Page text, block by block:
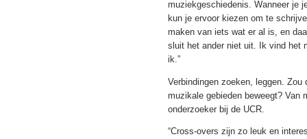
muziekgeschiedenis. Wanneer je
kun je ervoor kiezen om te
maken van iets wat er al is, en
sluit het ander niet uit. Ik vind het
ik.”
Verbindingen zoeken, leggen.
muzikale gebieden beweegt?
onderzoeker bij de UCR.
“Cross-overs zijn zo leuk en